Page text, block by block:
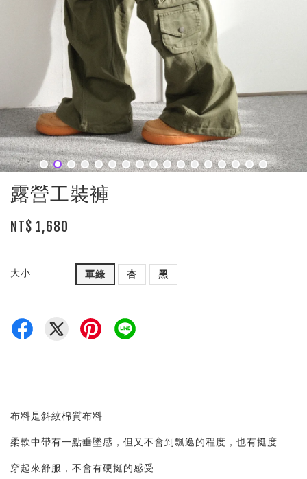
露營工裝褲
NT$ 1,680
大小 軍綠 杏 黑
布料是斜紋棉質布料
柔軟中帶有一點垂墜感，但又不會到飄逸的程度，也有挺度
穿起來舒服，不會有硬挺的感受